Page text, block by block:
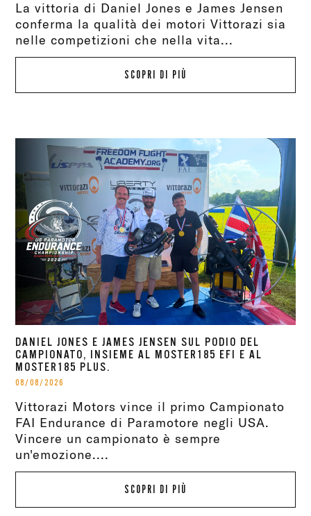
La vittoria di Daniel Jones e James Jensen
conferma la qualità dei motori Vittorazi sia
nelle competizioni che nella vita...
SCOPRI DI PIÙ
DANIEL JONES E JAMES JENSEN SUL PODIO DEL
CAMPIONATO, INSIEME AL MOSTER185 EFI E AL
MOSTER185 PLUS.
08/08/2026
Vittorazi Motors vince il primo Campionato
FAI Endurance di Paramotore negli USA.
Vincere un campionato è sempre
un'emozione....
SCOPRI DI PIÙ